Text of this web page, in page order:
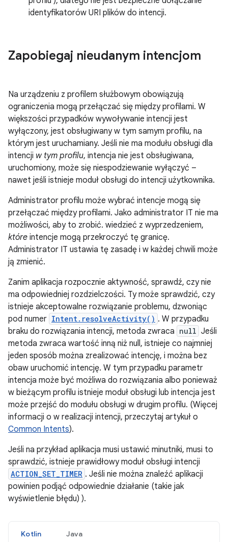
identyfikatorów URI plików do intencji.
Zapobiegaj nieudanym intencjom
Na urządzeniu z profilem służbowym obowiązują
ograniczenia mogą przełączać się między profilami. W
większości przypadków wywoływanie intencji jest
wyłączony, jest obsługiwany w tym samym profilu, na
którym jest uruchamiany. Jeśli nie ma modułu obsługi dla
intencji w tym profilu, intencja nie jest obsługiwana,
uruchomiony, może się niespodziewanie wyłączyć –
nawet jeśli istnieje moduł obsługi do intencji użytkownika.
Administrator profilu może wybrać intencje mogą się
przełączać między profilami. Jako administrator IT nie ma
możliwości, aby to zrobić. wiedzieć z wyprzedzeniem,
które intencje mogą przekroczyć tę granicę.
Administrator IT ustawia tę zasadę i w każdej chwili może
ją zmienić.
Zanim aplikacja rozpocznie aktywność, sprawdź, czy nie
ma odpowiedniej rozdzielczości. Ty może sprawdzić, czy
istnieje akceptowalne rozwiązanie problemu, dzwoniąc
pod numer Intent.resolveActivity() . W przypadku
braku do rozwiązania intencji, metoda zwraca null Jeśli
metoda zwraca wartość inną niż null, istnieje co najmniej
jeden sposób można zrealizować intencję, i można bez
obaw uruchomić intencję. W tym przypadku parametr
intencja może być możliwa do rozwiązania albo ponieważ
w bieżącym profilu istnieje moduł obsługi lub intencja jest
może przejść do modułu obsługi w drugim profilu. (Więcej
informacji o w realizacji intencji, przeczytaj artykuł o
Common Intents).
Jeśli na przykład aplikacja musi ustawić minutniki, musi to
sprawdzić, istnieje prawidłowy moduł obsługi intencji
ACTION_SET_TIMER . Jeśli nie można znaleźć aplikacji
powinien podjąć odpowiednie działanie (takie jak
wyświetlenie błędu) ).
Kotlin Java